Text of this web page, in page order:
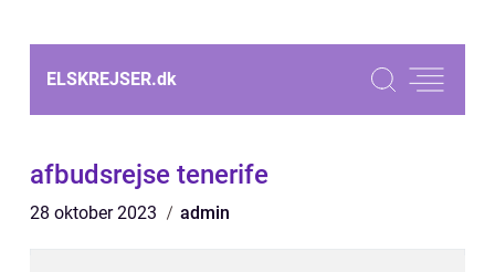
ELSKREJSER.dk
afbudsrejse tenerife
28 oktober 2023 admin